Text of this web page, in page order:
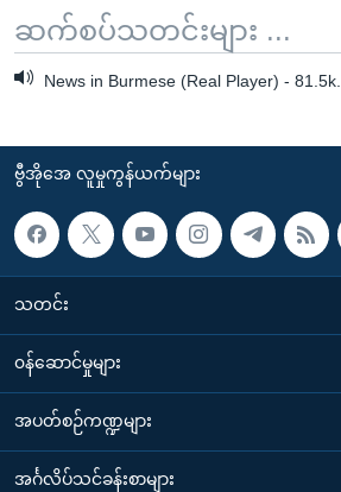
ဆက်စပ်သတင်းများ ...
News in Burmese (Real Player) - 81.5k.
ဗွီအိုအေ လူမှုကွန်ယက်များ
သတင်း
၀န်ဆောင်မှုများ
အပတ်စဉ်ကဏ္ဍများ
အင်္ဂလိပ်သင်ခန်းစာများ